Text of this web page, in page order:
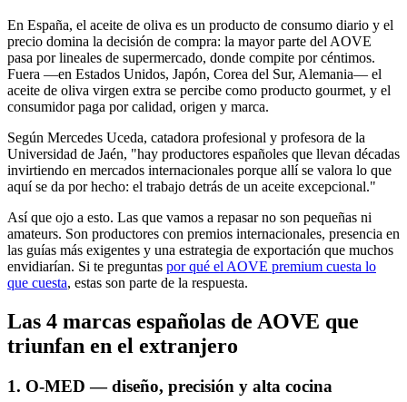
En España, el aceite de oliva es un producto de consumo diario y el
precio domina la decisión de compra: la mayor parte del AOVE
pasa por lineales de supermercado, donde compite por céntimos.
Fuera —en Estados Unidos, Japón, Corea del Sur, Alemania— el
aceite de oliva virgen extra se percibe como producto gourmet, y el
consumidor paga por calidad, origen y marca.
Según Mercedes Uceda, catadora profesional y profesora de la
Universidad de Jaén, "hay productores españoles que llevan décadas
invirtiendo en mercados internacionales porque allí se valora lo que
aquí se da por hecho: el trabajo detrás de un aceite excepcional."
Así que ojo a esto. Las que vamos a repasar no son pequeñas ni
amateurs. Son productores con premios internacionales, presencia en
las guías más exigentes y una estrategia de exportación que muchos
envidiarían. Si te preguntas por qué el AOVE premium cuesta lo
que cuesta, estas son parte de la respuesta.
Las 4 marcas españolas de AOVE que
triunfan en el extranjero
1. O-MED — diseño, precisión y alta cocina